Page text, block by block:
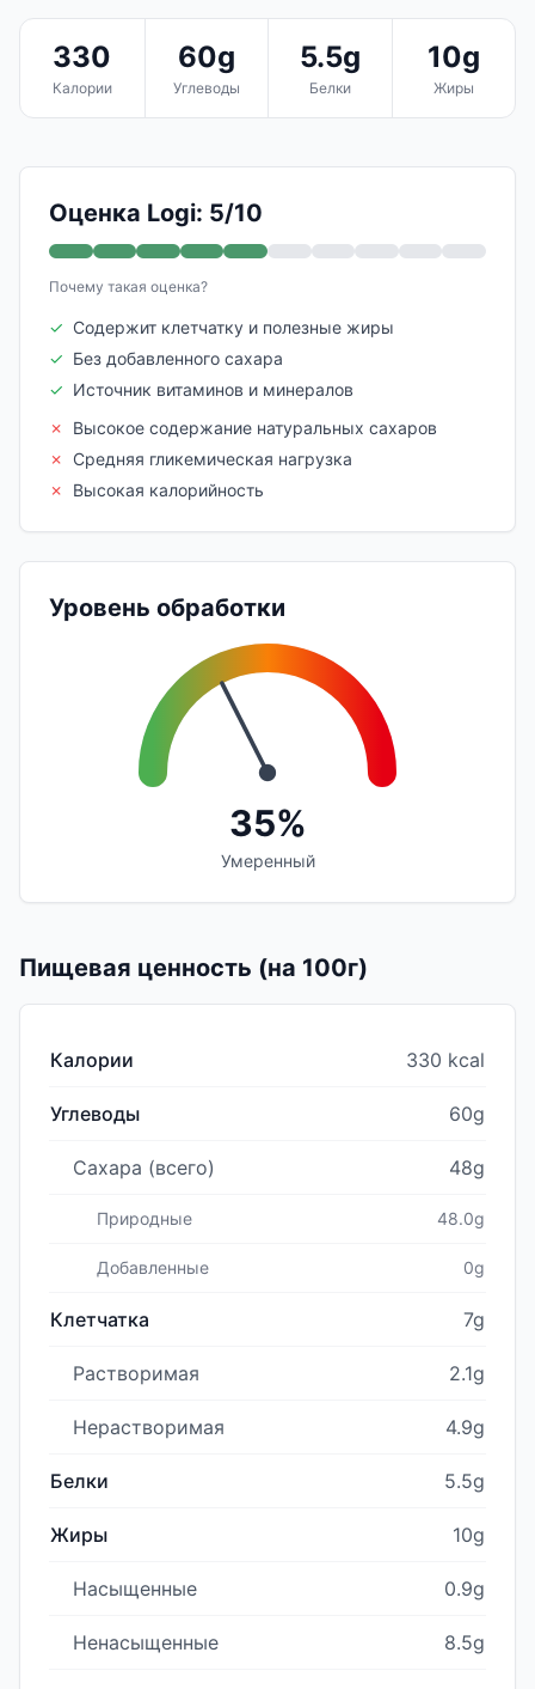
330
Калории
60g
Углеводы
5.5g
Белки
10g
Жиры
Оценка Logi: 5/10
Почему такая оценка?
✓ Содержит клетчатку и полезные жиры
✓ Без добавленного сахара
✓ Источник витаминов и минералов
✗
Высокое содержание натуральных сахаров
✗
Средняя гликемическая нагрузка
✗
Высокая калорийность
Уровень обработки
35%
Умеренный
Пищевая ценность (на 100г)
Калории 330 kcal
Углеводы 60g
Сахара (всего) 48g
Природные 48.0g
Добавленные 0g
Клетчатка 7g
Растворимая 2.1g
Нерастворимая 4.9g
Белки 5.5g
Жиры 10g
Насыщенные 0.9g
Ненасыщенные 8.5g